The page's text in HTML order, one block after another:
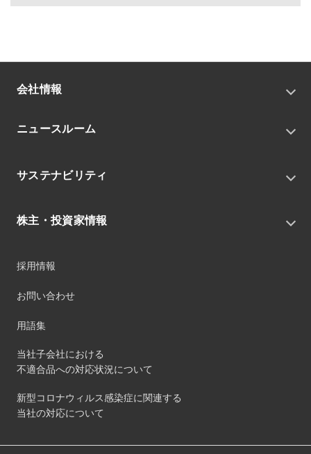
会社情報
会社概要
中期経営戦略
役員
事業
ニュースルーム
トピックス
IRニュース
サステナビリティ
環境
ガバナンス
マテリアリティ
サステナビリティデータ
第三者保証
社外団体への加盟
社外からの評価
ダイバーシティ・エクイティ&インクルージョン
株主・投資家情報
財務ハイライト
IRカレンダー
個人投資家のみなさまへ
採用情報
お問い合わせ
用語集
当社子会社における
不適合品への対応状況について
新型コロナウィルス感染症に関連する
当社の対応について